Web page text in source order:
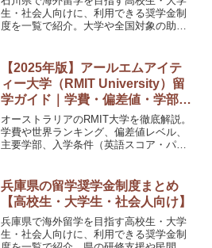
生・社会人向けに、利用できる奨学金制
度を一覧で紹介。大学や全国対象の助成
【2025年版】アールエムアイテ
ィー大学（RMIT University）留
学ガイド｜学費・偏差値・学部・
入学条件まとめ
オーストラリアのRMIT大学を徹底解説。
学費や世界ランキング、偏差値レベル、
主要学部、入学条件（英語スコア・パス
兵庫県の留学奨学金制度まとめ
【高校生・大学生・社会人向け】
兵庫県で海外留学を目指す高校生・大学
生・社会人向けに、利用できる奨学金制